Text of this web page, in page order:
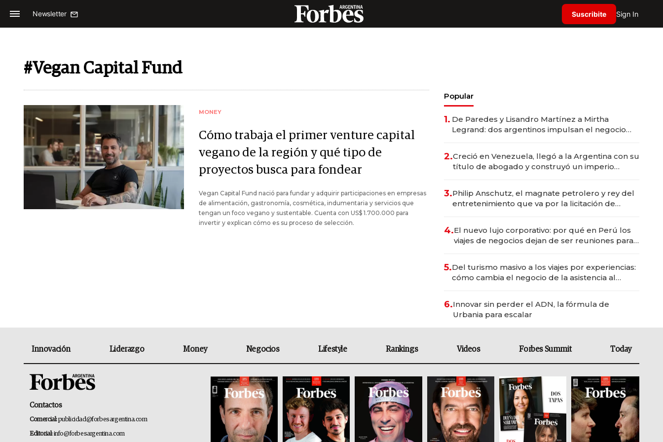
Newsletter Suscribite Sign In
#Vegan Capital Fund
MONEY
Cómo trabaja el primer venture capital
vegano de la región y qué tipo de
proyectos busca para fondear
Vegan Capital Fund nació para fundar y adquirir participaciones en empresas
de alimentación, gastronomía, cosmética, indumentaria y servicios que
tengan un foco vegano y sustentable. Cuenta con US$ 1.700.000 para
invertir y explican cómo es su proceso de selección.
Popular
1. De Paredes y Lisandro Martínez a Mirtha
Legrand: dos argentinos impulsan el negocio
2.Creció en Venezuela, llegó a la Argentina con su
título de abogado y construyó un imperio
3.Philip Anschutz, el magnate petrolero y rey del
entretenimiento que va por la licitación de
4.El nuevo lujo corporativo: por qué en Perú los
viajes de negocios dejan de ser reuniones para
5.Del turismo masivo a los viajes por experiencias:
cómo cambia el negocio de la asistencia al
6.Innovar sin perder el ADN, la fórmula de
Urbania para escalar
Innovación Liderazgo Money Negocios Lifestyle Rankings Videos Forbes Summit Today
Contactos
Comercial:publicidad@forbesargentina.com
Editorial:info@forbesargentina.com